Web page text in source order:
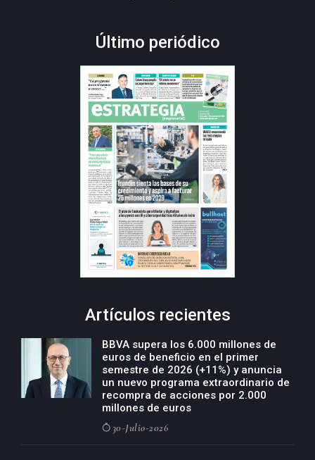
Último periódico
Artículos recientes
BBVA supera los 6.000 millones de
euros de beneficio en el primer
semestre de 2026 (+11%) y anuncia
un nuevo programa extraordinario de
recompra de acciones por 2.000
millones de euros
30-Julio-2026